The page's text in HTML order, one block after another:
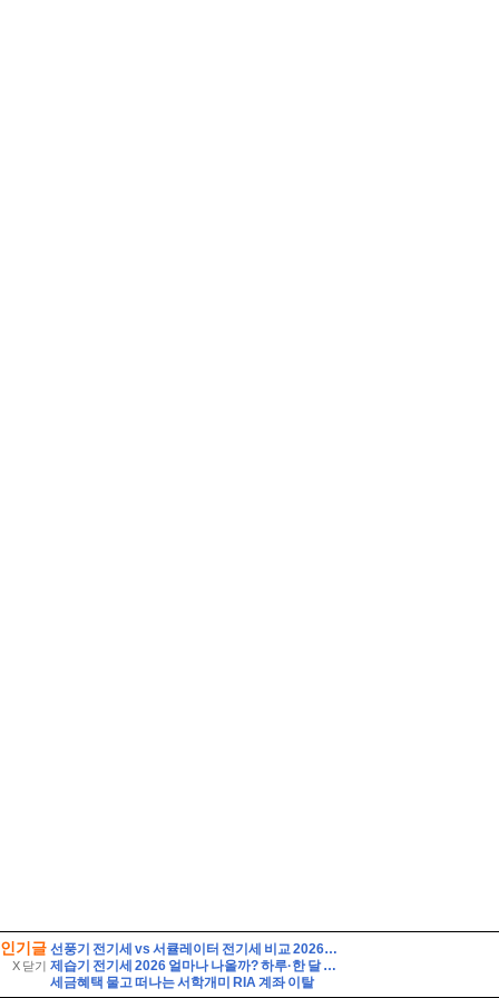
인기글
X 닫기
선풍기 전기세 vs 서큘레이터 전기세 비교 2026하루 8시간 사용하면 누가 더 저렴할까?
제습기 전기세 2026 얼마나 나올까? 하루·한 달 전기요금 계산법 총정리
세금혜택 물고 떠나는 서학개미 RIA 계좌 이탈